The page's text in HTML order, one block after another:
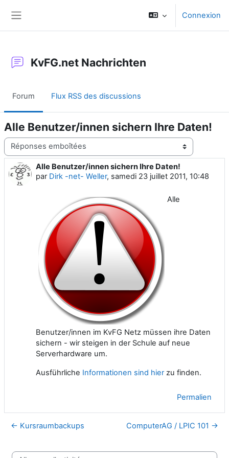
Connexion
KvFG.net Nachrichten
Forum Flux RSS des discussions
Alle Benutzer/innen sichern Ihre Daten!
Type d’affichage
Alle Benutzer/innen sichern Ihre Daten!
par Dirk -net- Weller, samedi 23 juillet 2011, 10:48
Nombre de réponses : 0
Alle
Benutzer/innen im KvFG Netz müssen ihre Daten
sichern - wir steigen in der Schule auf neue
Serverhardware um.
Ausführliche Informationen sind hierzu finden.
Permalien
← Kursraumbackups ComputerAG / LPIC 101 →